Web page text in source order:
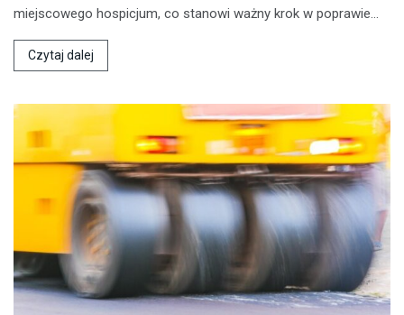
miejscowego hospicjum, co stanowi ważny krok w poprawie…
Czytaj dalej